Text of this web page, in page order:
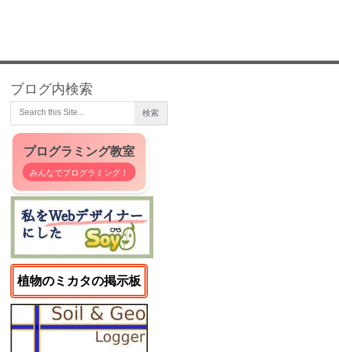
ブログ内検索
プログラミング教室
みんなでプログラミング！
植物のミカタの掲示板